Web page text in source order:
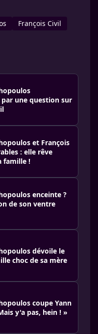
François Civil
une question sur
et François
: elle rêve
famille !
enceinte ?
de son ventre
dévoile le
choc de sa mère
coupe Yann
y'a pas, hein ! »